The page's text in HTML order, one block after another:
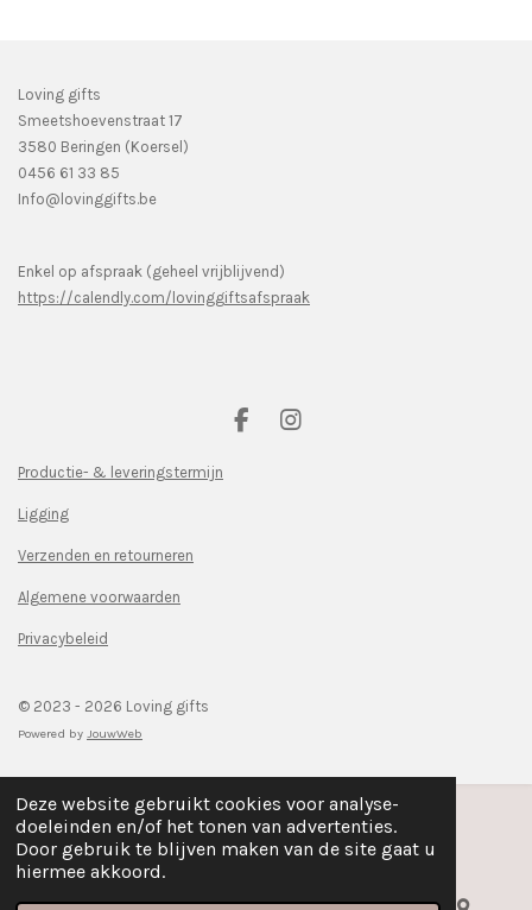
Deze website gebruikt cookies voor analyse-
doeleinden en/of het tonen van advertenties.
Door gebruik te blijven maken van de site gaat u
hiermee akkoord.
Loving gifts
Smeetshoevenstraat 17
3580 Beringen (Koersel)
0456 61 33 85
Info@lovinggifts.be
Enkel op afspraak (geheel vrijblijvend)
https://calendly.com/lovinggiftsafspraak
F
I
Productie- & leveringstermijn
Ligging
Verzenden en retourneren
Algemene voorwaarden
Privacybeleid
© 2023 - 2026 Loving gifts
Powered by JouwWeb